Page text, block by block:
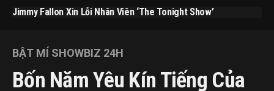
Jimmy Fallon Xin Lỗi Nhân Viên ‘The Tonight Show’
BẬT MÍ SHOWBIZ 24H
Bốn Năm Yêu Kín Tiếng Của